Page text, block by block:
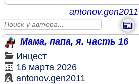
Мама, папа, я. часть 16
Инцест
16 марта 2026
antonov.gen2011